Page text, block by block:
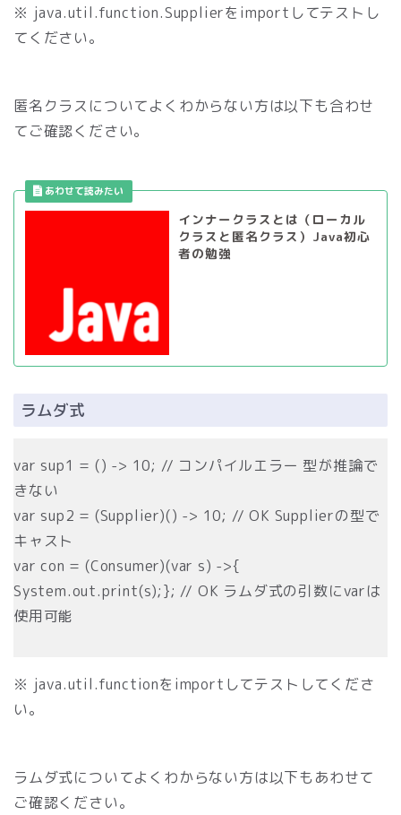
※ java.util.function.Supplierをimportしてテストし
てください。
匿名クラスについてよくわからない方は以下も合わせ
てご確認ください。
インナークラスとは（ローカル
クラスと匿名クラス）Java初心
者の勉強
ラムダ式
var sup1 = () -> 10; // コンパイルエラー 型が推論で
きない
var sup2 = (Supplier)() -> 10; // OK Supplierの型で
キャスト
var con = (Consumer)(var s) ->{
System.out.print(s);}; // OK ラムダ式の引数にvarは
使用可能
※ java.util.functionをimportしてテストしてくださ
い。
ラムダ式についてよくわからない方は以下もあわせて
ご確認ください。